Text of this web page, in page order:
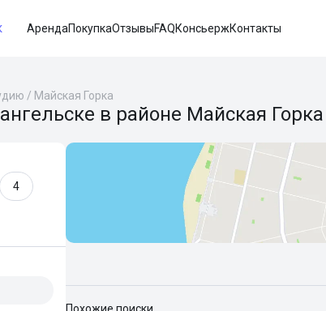
АрендаПокупкаОтзывыFAQКонсьержКонтакты
/ Майская Горка
в районе Майская Горка
4